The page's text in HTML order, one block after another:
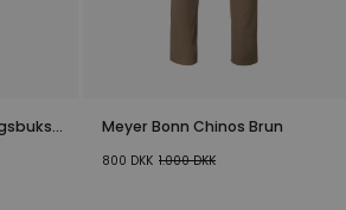
Meyer Bonn Chinos Brun
800 DKK 1.000DKK